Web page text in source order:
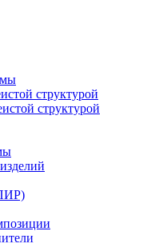
структурой
структурой